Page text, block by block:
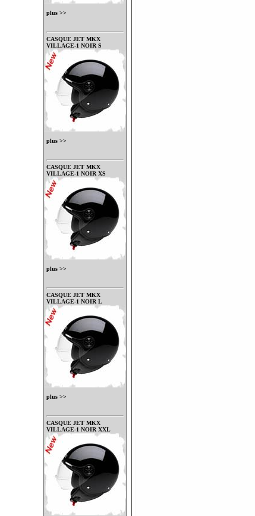
plus >>
CASQUE JET MKX
VILLAGE-1 NOIR S
plus >>
CASQUE JET MKX
VILLAGE-1 NOIR XS
plus >>
CASQUE JET MKX
VILLAGE-1 NOIR L
plus >>
CASQUE JET MKX
VILLAGE-1 NOIR XXL